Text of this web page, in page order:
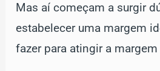
Mas aí começam a surgir
estabelecer uma margem
fazer para atingir a